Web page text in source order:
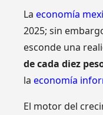
Laeconomía
2025; sin
esconde una
de cada diez
laeconomía
El motor del